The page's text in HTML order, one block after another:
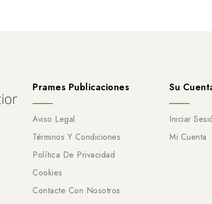
Prames Publicaciones
Aviso Legal
Términos Y Condiciones
Política De Privacidad
Cookies
Contacte Con Nosotros
Su
Iniciar
Mi Cuenta